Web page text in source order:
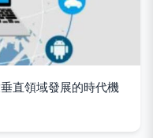
直領域發展的時代機